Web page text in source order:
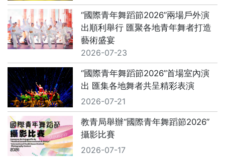
“國際青年舞蹈節2026”兩場戶外演
出順利舉行 匯聚各地青年舞者打造
藝術盛宴
2026-07-23
“國際青年舞蹈節2026”首場室內演
出 匯集各地舞者共呈精彩表演
2026-07-21
教青局舉辦“國際青年舞蹈節2026”
攝影比賽
2026-07-17